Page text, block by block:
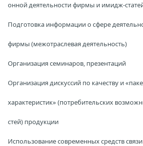
онной деятельности фирмы и имидж-
Подготовка информации о сфере
фирмы (межотраслевая деятельность)
Организация семинаров, презентаций
Организация дискуссий по качеству и
характеристик» (потребительских
стей) продукции
Использование современных средств связи